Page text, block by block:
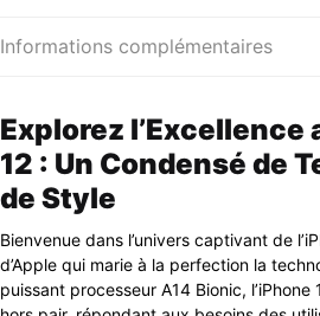
Informations complémentaires
Explorez l’Excellence
12 : Un Condensé de
de Style
Bienvenue dans l’univers captivant de
d’Apple qui marie à la perfection la
puissant processeur A14 Bionic,